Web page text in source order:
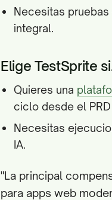
Necesitas
integral.
Elige TestSprite
Quieres una
ciclo desde el
Necesitas
IA.
"La principal
para apps web